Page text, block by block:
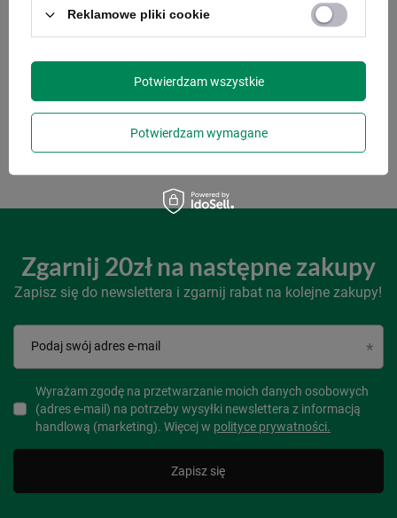
Model: Swish
59,90 zł / szt.
Najniższa cena produktu w okresie 30 dni przed
wprowadzeniem obniżki:79,99 zł-25%
Cena regularna:89,99 zł-33%
Zgarnij 20zł na następne zakupy
Zapisz się do newslettera i zgarnij rabat na kolejne zakupy!
Podaj swój adres e-mail
Wyrażam zgodę na przetwarzanie moich danych osobowych
(adres e-mail) na potrzeby wysyłki newslettera z informacją
handlową (marketing). Więcej w polityce prywatności.
Zapisz się
Reklamowe pliki cookie
Potwierdzam wymagane
Potwierdzam wszystkie